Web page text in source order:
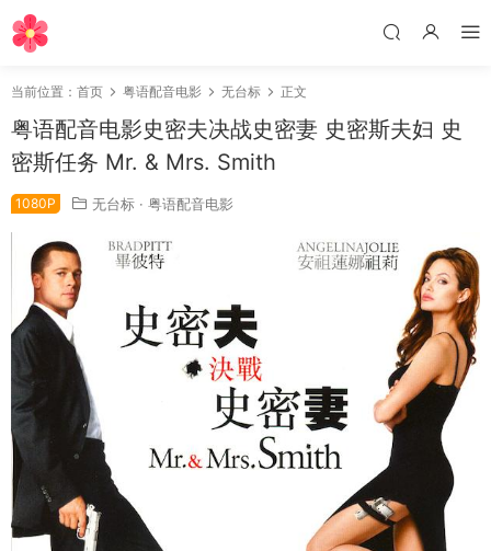
当前位置： 首页 粤语配音电影 无台标 正文
粤语配音电影史密夫决战史密妻 史密斯夫妇 史
密斯任务 Mr. & Mrs. Smith
1080P 无台标 · 粤语配音电影